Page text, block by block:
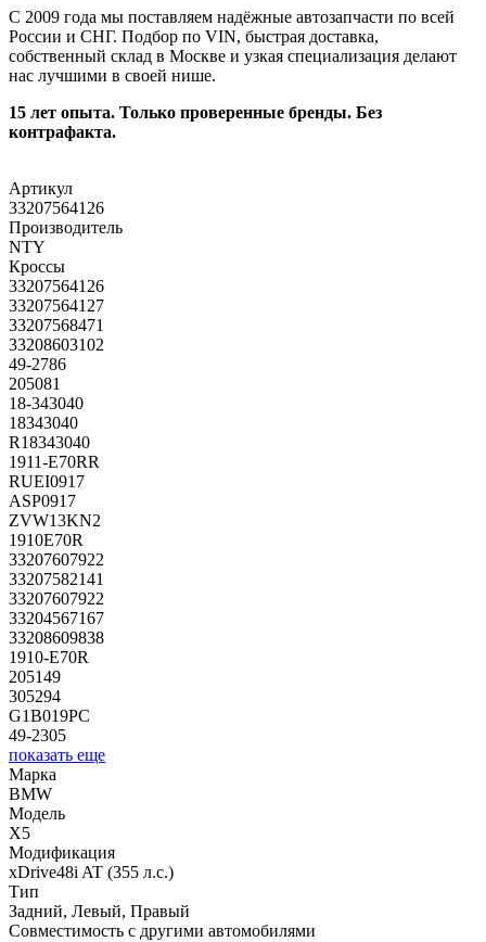
С 2009 года мы поставляем надёжные автозапчасти по всей
России и СНГ. Подбор по VIN, быстрая доставка,
собственный склад в Москве и узкая специализация делают
нас лучшими в своей нише.
15 лет опыта. Только проверенные бренды. Без
контрафакта.
Артикул
33207564126
Производитель
NTY
Кроссы
33207564126
33207564127
33207568471
33208603102
49-2786
205081
18-343040
18343040
R18343040
1911-E70RR
RUEI0917
ASP0917
ZVW13KN2
1910E70R
33207607922
33207582141
33207607922
33204567167
33208609838
1910-E70R
205149
305294
G1B019PC
49-2305
показать еще
Марка
BMW
Модель
X5
Модификация
xDrive48i AT (355 л.с.)
Тип
Задний, Левый, Правый
Совместимость с другими автомобилями